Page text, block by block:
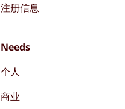
注册信息
Needs
个人
商业